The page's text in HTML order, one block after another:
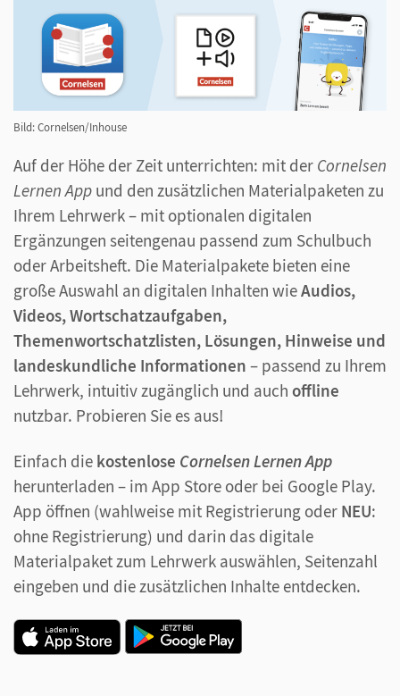
Bild: Cornelsen/Inhouse
Auf der Höhe der Zeit unterrichten: mit der Cornelsen
Lernen App und den zusätzlichen Materialpaketen zu
Ihrem Lehrwerk – mit optionalen digitalen
Ergänzungen seitengenau passend zum Schulbuch
oder Arbeitsheft. Die Materialpakete bieten eine
große Auswahl an digitalen Inhalten wieAudios,
Videos, Wortschatzaufgaben,
Themenwortschatzlisten, Lösungen, Hinweise und
landeskundliche Informationen – passend zu Ihrem
Lehrwerk, intuitiv zugänglich und auch offline
nutzbar. Probieren Sie es aus!
Einfach die kostenlose Cornelsen Lernen App
herunterladen – im App Store oder bei Google Play.
App öffnen (wahlweise mit Registrierung oder NEU:
ohne Registrierung) und darin das digitale
Materialpaket zum Lehrwerk auswählen, Seitenzahl
eingeben und die zusätzlichen Inhalte entdecken.